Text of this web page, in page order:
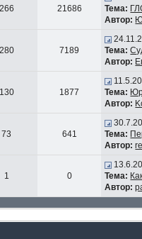
21686
Тема:
Автор:
7189
Тема:
Автор:
1877
Тема:
Автор:
73 641
Тема:
Автор:
1 0
Тема:
Автор: